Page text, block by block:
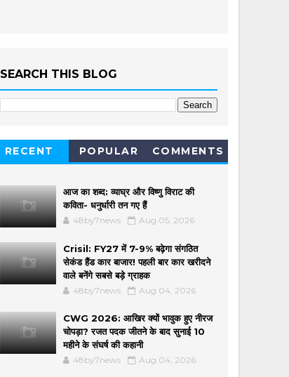
SEARCH THIS BLOG
RECENT POPULAR COMMENTS
आज का शब्द: व्याघ्र और विष्णु विराट की
कविता- धनुर्धारी तन गए हैं
48by7news Aug 05, 2026
Crisil: FY27 में 7-9% बढ़ेगा संगठित
सेकंड हैंड कार बाजार! पहली बार कार खरीदने
वाले बनेंगे सबसे बड़े ग्राहक
48by7news Aug 04, 2026
CWG 2026: आखिर क्यों भावुक हुए नीरज
चोपड़ा? रजत पदक जीतने के बाद सुनाई 10
महीने के संघर्ष की कहानी
48by7news Aug 04, 2026